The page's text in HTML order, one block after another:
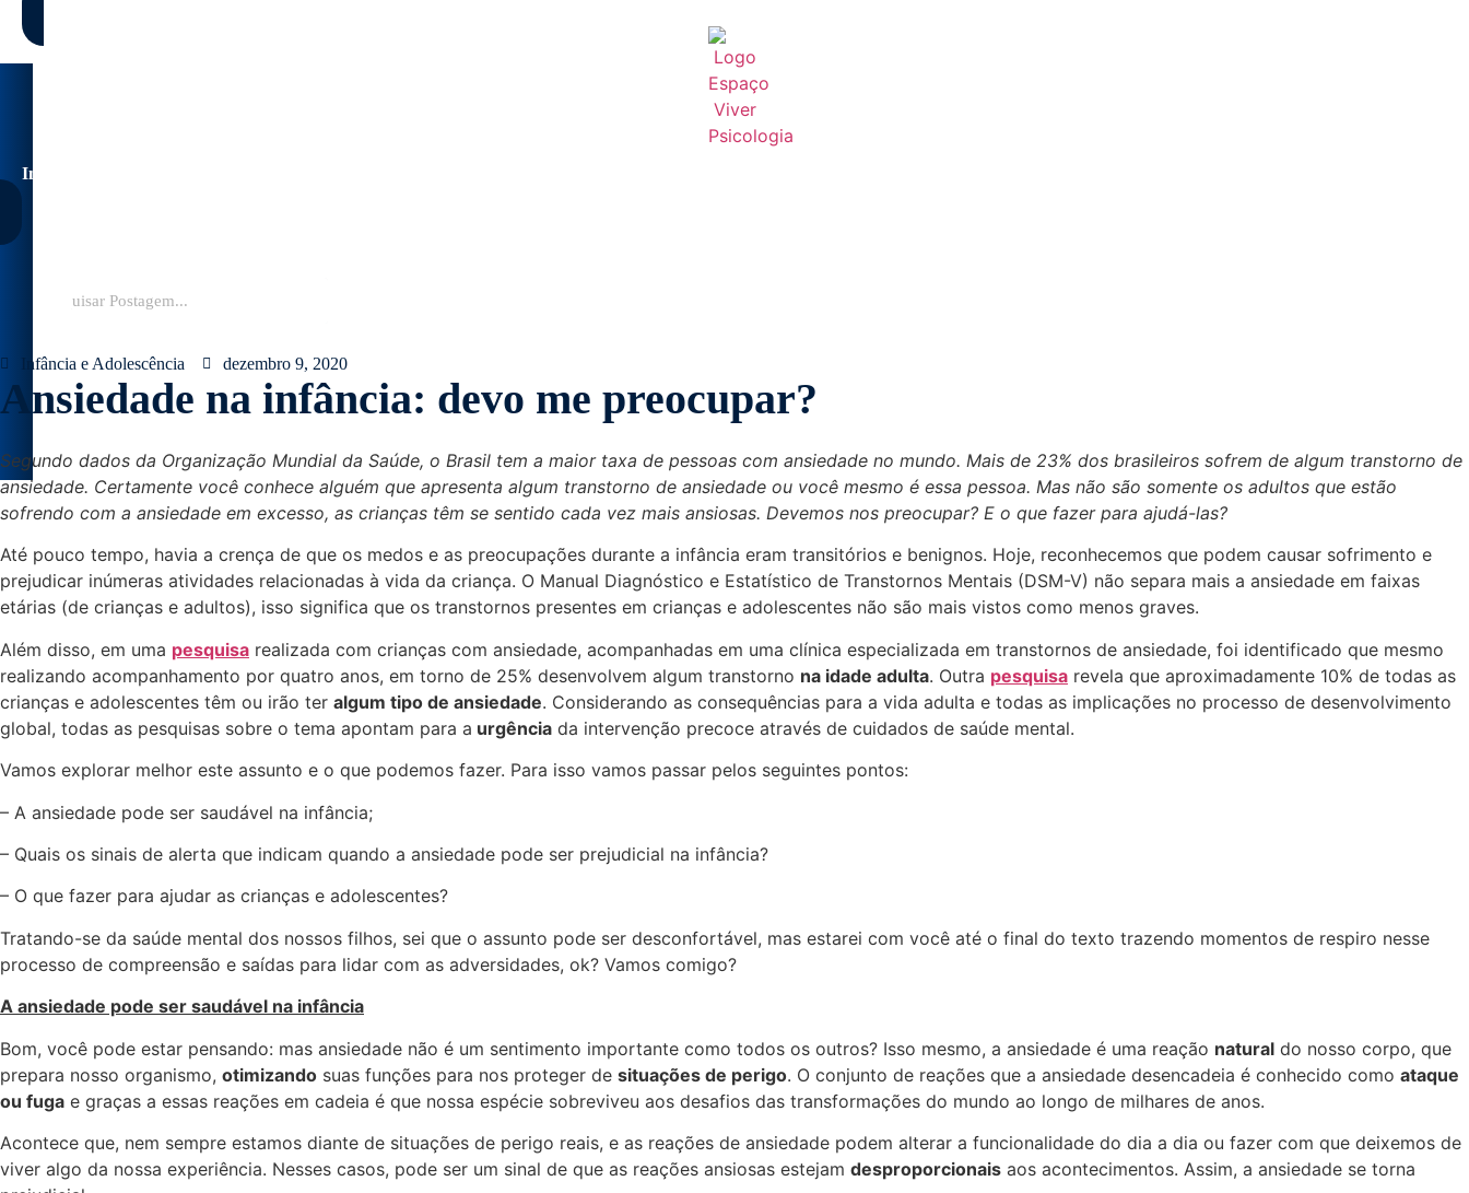
Início
Infância e Adolescência dezembro 9, 2020
Ansiedade na infância: devo me preocupar?
Segundo dados da Organização Mundial da Saúde, o Brasil tem a maior taxa de pessoas com ansiedade no mundo. Mais de 23% dos brasileiros sofrem de algum transtorno de
ansiedade. Certamente você conhece alguém que apresenta algum transtorno de ansiedade ou você mesmo é essa pessoa. Mas não são somente os adultos que estão
sofrendo com a ansiedade em excesso, as crianças têm se sentido cada vez mais ansiosas. Devemos nos preocupar? E o que fazer para ajudá-las?
Até pouco tempo, havia a crença de que os medos e as preocupações durante a infância eram transitórios e benignos. Hoje, reconhecemos que podem causar sofrimento e
prejudicar inúmeras atividades relacionadas à vida da criança. O Manual Diagnóstico e Estatístico de Transtornos Mentais (DSM-V) não separa mais a ansiedade em faixas
etárias (de crianças e adultos), isso significa que os transtornos presentes em crianças e adolescentes não são mais vistos como menos graves.
Além disso, em uma pesquisa realizada com crianças com ansiedade, acompanhadas em uma clínica especializada em transtornos de ansiedade, foi identificado que mesmo
realizando acompanhamento por quatro anos, em torno de 25% desenvolvem algum transtorno na idade adulta. Outra pesquisa revela que aproximadamente 10% de todas as
crianças e adolescentes têm ou irão ter algum tipo de ansiedade. Considerando as consequências para a vida adulta e todas as implicações no processo de desenvolvimento
global, todas as pesquisas sobre o tema apontam para a urgência da intervenção precoce através de cuidados de saúde mental.
Vamos explorar melhor este assunto e o que podemos fazer. Para isso vamos passar pelos seguintes pontos:
– A ansiedade pode ser saudável na infância;
– Quais os sinais de alerta que indicam quando a ansiedade pode ser prejudicial na infância?
– O que fazer para ajudar as crianças e adolescentes?
Tratando-se da saúde mental dos nossos filhos, sei que o assunto pode ser desconfortável, mas estarei com você até o final do texto trazendo momentos de respiro nesse
processo de compreensão e saídas para lidar com as adversidades, ok? Vamos comigo?
A ansiedade pode ser saudável na infância
Bom, você pode estar pensando: mas ansiedade não é um sentimento importante como todos os outros? Isso mesmo, a ansiedade é uma reação natural do nosso corpo, que
prepara nosso organismo, otimizando suas funções para nos proteger de situações de perigo. O conjunto de reações que a ansiedade desencadeia é conhecido como ataque
ou fuga e graças a essas reações em cadeia é que nossa espécie sobreviveu aos desafios das transformações do mundo ao longo de milhares de anos.
Acontece que, nem sempre estamos diante de situações de perigo reais, e as reações de ansiedade podem alterar a funcionalidade do dia a dia ou fazer com que deixemos de
viver algo da nossa experiência. Nesses casos, pode ser um sinal de que as reações ansiosas estejam desproporcionais aos acontecimentos. Assim, a ansiedade se torna